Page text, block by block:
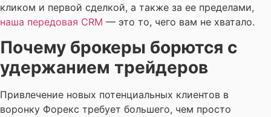
кликом и первой сделкой, а также за ее пределами,
наша передовая CRM — это то, чего вам не хватало.
Почему брокеры борются с
удержанием трейдеров
Привлечение новых потенциальных клиентов в
воронку Форекс требует большего, чем просто